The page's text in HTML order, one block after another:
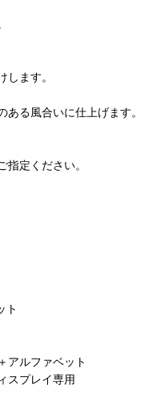
ます。
る風合いに仕上げます。
定ください。
ト
アルファベット
スプレイ専用